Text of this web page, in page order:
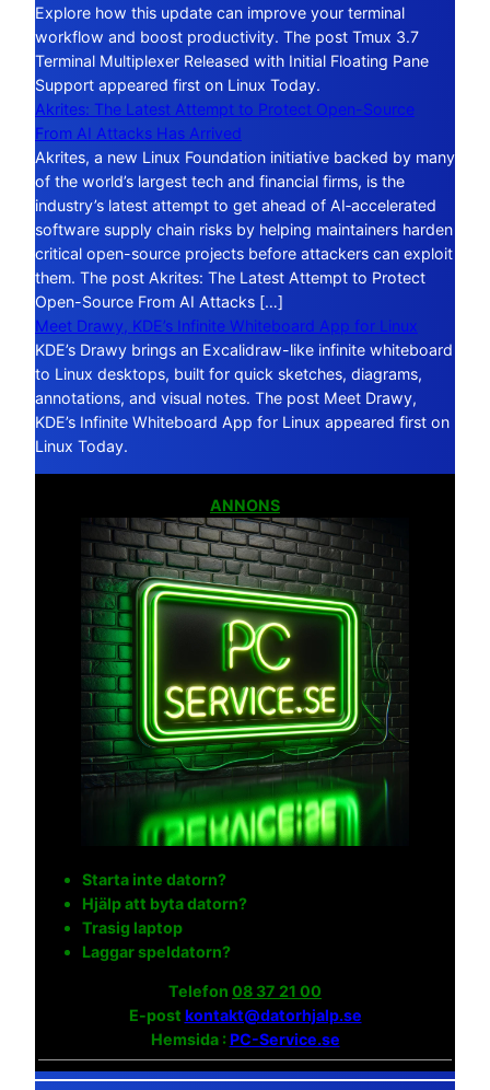
Explore how this update can improve your terminal
workflow and boost productivity. The post Tmux 3.7
Terminal Multiplexer Released with Initial Floating Pane
Support appeared first on Linux Today.
Akrites: The Latest Attempt to Protect Open-Source
From AI Attacks Has Arrived
Akrites, a new Linux Foundation initiative backed by many
of the world’s largest tech and financial firms, is the
industry’s latest attempt to get ahead of AI‑accelerated
software supply chain risks by helping maintainers harden
critical open-source projects before attackers can exploit
them. The post Akrites: The Latest Attempt to Protect
Open-Source From AI Attacks […]
Meet Drawy, KDE’s Infinite Whiteboard App for Linux
KDE’s Drawy brings an Excalidraw-like infinite whiteboard
to Linux desktops, built for quick sketches, diagrams,
annotations, and visual notes. The post Meet Drawy,
KDE’s Infinite Whiteboard App for Linux appeared first on
Linux Today.
ANNONS
Starta inte datorn?
Hjälp att byta datorn?
Trasig laptop
Laggar speldatorn?
Telefon 08 37 21 00
E-post kontakt@datorhjalp.se
Hemsida :PC-Service.se